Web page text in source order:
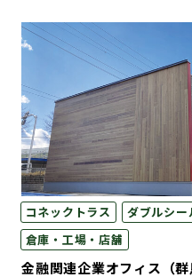
コネックトラス ダブルシ
倉庫・工場・店舗
金融関連企業オフィス（群